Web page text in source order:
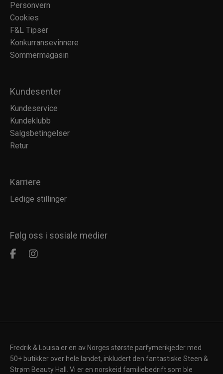
Personvern
Cookies
F&L Tipser
Konkurransevinnere
Sommermagasin
Kundesenter
Kundeservice
Kundeklubb
Salgsbetingelser
Retur
Karriere
Ledige stillinger
Følg oss i sosiale medier
Fredrik & Louisa er en av Norges største parfymerikjeder med
50+ butikker over hele landet, inkludert den fantastiske Steen &
Strøm Beauty Hall. Vi er en norskeid familiebedrift som ble